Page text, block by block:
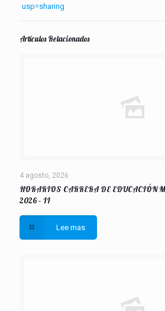
usp=sharing
Artículos Relacionados
4 agosto, 2026
HORARIOS CARRERA DE EDUCACIÓN
2026 – II
Lee mas